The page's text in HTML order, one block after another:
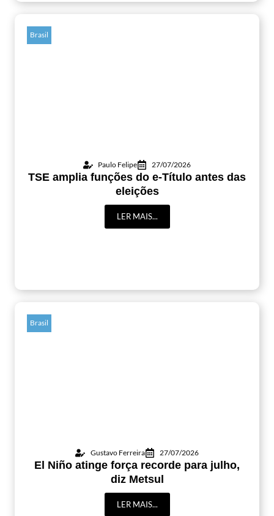
Brasil
Paulo Felipe 27/07/2026
TSE amplia funções do e-Título antes das
eleições
LER MAIS...
Brasil
Gustavo Ferreira 27/07/2026
El Niño atinge força recorde para julho,
diz Metsul
LER MAIS...